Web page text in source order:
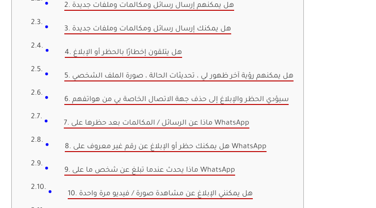
2. هل يمكنهم إرسال رسائل ومكالمات وملفات جديدة
3. هل يمكنك إرسال رسائل ومكالمات وملفات جديدة
4. هل يتلقون إخطارًا بالحظر أو الإبلاغ
5. هل يمكنهم رؤية آخر ظهور لي ، تحديثات الحالة ، صورة الملف الشخصي
6. سيؤدي الحظر والإبلاغ إلى حذف جهة الاتصال الخاصة بي من هواتفهم
7. ماذا عن الرسائل / المكالمات بعد حظرها على WhatsApp
8. هل يمكنك حظر أو الإبلاغ عن رقم غير معروف على WhatsApp
9. ماذا يحدث عندما تبلغ عن شخص ما على WhatsApp
10. هل يمكنني الإبلاغ عن مشاهدة صورة / فيديو مرة واحدة